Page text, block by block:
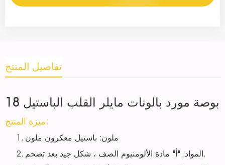
تفاصيل المنتج
18 بوصة مورد بالونات مايلر القلب الباستيل
ميزة المنتج:
ملون: باستيل معكرون ملون
المواد: "أ" مادة الألومنيوم الصف ، شكل جيد بعد تضخم.